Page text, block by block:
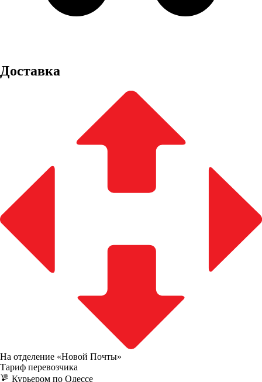
Доставка
На отделение «Новой Почты»
Тариф перевозчика
Курьером по Одессе